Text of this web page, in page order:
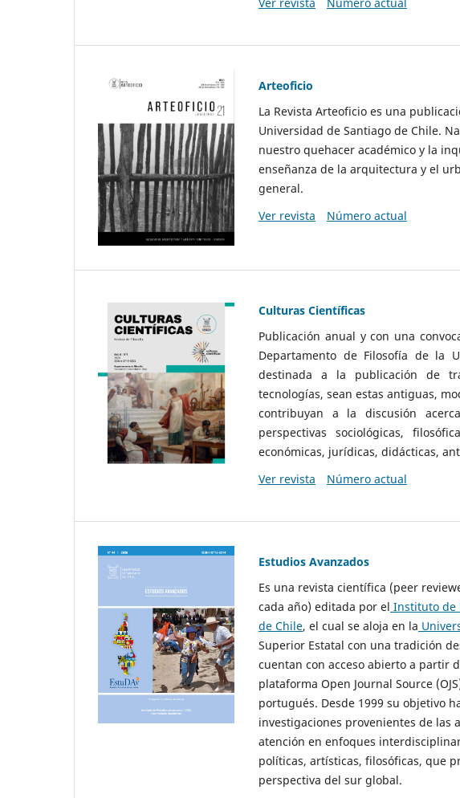
Arteoficio
La Revista Arteoficio es una
Universidad de Santiago de Chile.
nuestro quehacer académico y la
enseñanza de la arquitectura y el
general.
Ver revista
Número actual
Culturas Científicas
Publicación anual y con una
Departamento de Filosofía de la
destinada a la publicación de
tecnologías, sean estas antiguas,
contribuyan a la discusión
perspectivas sociológicas,
económicas, jurídicas, didácticas,
Ver revista
Número actual
Estudios Avanzados
Es una revista científica (peer
cada año) editada por el Instituto de
de Chile, el cual se aloja en la
Superior Estatal con una tradición
cuentan con acceso abierto a partir
plataforma Open Journal Source
portugués. Desde 1999 su objetivo
investigaciones provenientes de las
atención en enfoques
políticas, artísticas, filosóficas, que
perspectiva del sur global.